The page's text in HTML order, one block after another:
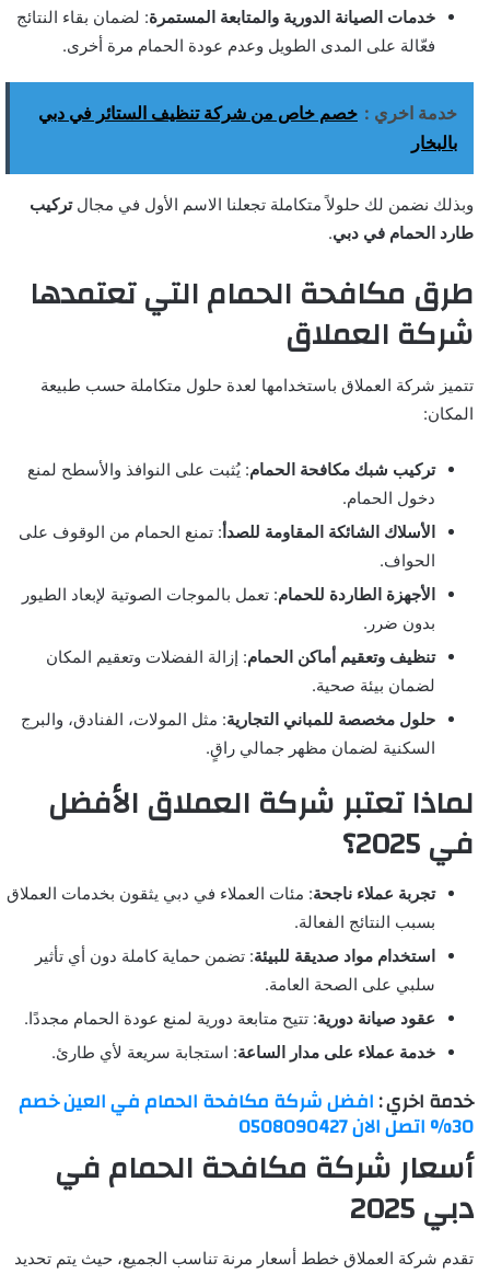
خدمات الصيانة الدورية والمتابعة المستمرة: لضمان بقاء النتائج
فعّالة على المدى الطويل وعدم عودة الحمام مرة أخرى.
خدمة اخري : خصم خاص من شركة تنظيف الستائر في دبي
بالبخار
وبذلك نضمن لك حلولاً متكاملة تجعلنا الاسم الأول في مجالتركيب
طارد الحمام في دبي.
طرق مكافحة الحمام التي تعتمدها
شركة العملاق
تتميز شركة العملاق باستخدامها لعدة حلول متكاملة حسب طبيعة
المكان:
تركيب شبك مكافحة الحمام: يُثبت على النوافذ والأسطح لمنع
دخول الحمام.
الأسلاك الشائكة المقاومة للصدأ: تمنع الحمام من الوقوف على
الحواف.
الأجهزة الطاردة للحمام: تعمل بالموجات الصوتية لإبعاد الطيور
بدون ضرر.
تنظيف وتعقيم أماكن الحمام: إزالة الفضلات وتعقيم المكان
لضمان بيئة صحية.
حلول مخصصة للمباني التجارية: مثل المولات، الفنادق، والبرج
السكنية لضمان مظهر جمالي راقٍ.
لماذا تعتبر شركة العملاق الأفضل
في 2025؟
تجربة عملاء ناجحة: مئات العملاء في دبي يثقون بخدمات العملاق
بسبب النتائج الفعالة.
استخدام مواد صديقة للبيئة: تضمن حماية كاملة دون أي تأثير
سلبي على الصحة العامة.
عقود صيانة دورية: تتيح متابعة دورية لمنع عودة الحمام مجددًا.
خدمة عملاء على مدار الساعة: استجابة سريعة لأي طارئ.
خدمة اخري :افضل شركة مكافحة الحمام في العين خصم
30% اتصل الان 0508090427
أسعار شركة مكافحة الحمام في
دبي 2025
تقدم شركة العملاق خطط أسعار مرنة تناسب الجميع، حيث يتم تحديد